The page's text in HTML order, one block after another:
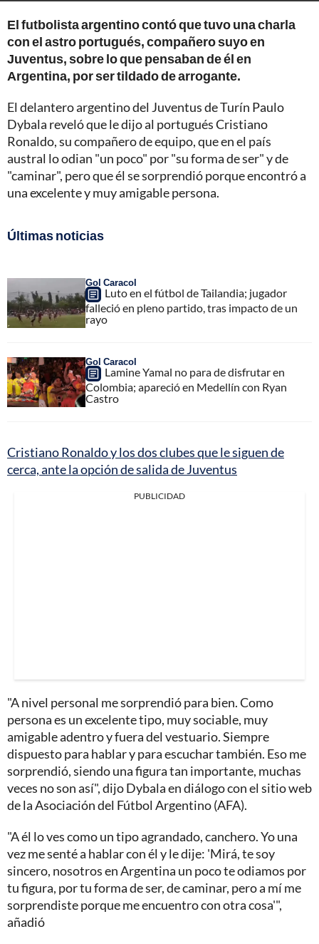
El futbolista argentino contó que tuvo una charla
con el astro portugués, compañero suyo en
Juventus, sobre lo que pensaban de él en
Argentina, por ser tildado de arrogante.
El delantero argentino del Juventus de Turín Paulo
Dybala reveló que le dijo al portugués Cristiano
Ronaldo, su compañero de equipo, que en el país
austral lo odian "un poco" por "su forma de ser" y de
"caminar", pero que él se sorprendió porque encontró a
una excelente y muy amigable persona.
Últimas noticias
Gol Caracol
Luto en el fútbol de Tailandia; jugador
falleció en pleno partido, tras impacto de un
rayo
Gol Caracol
Lamine Yamal no para de disfrutar en
Colombia; apareció en Medellín con Ryan
Castro
Cristiano Ronaldo y los dos clubes que le siguen de
cerca, ante la opción de salida de Juventus
PUBLICIDAD
"A nivel personal me sorprendió para bien. Como
persona es un excelente tipo, muy sociable, muy
amigable adentro y fuera del vestuario. Siempre
dispuesto para hablar y para escuchar también. Eso me
sorprendió, siendo una figura tan importante, muchas
veces no son así", dijo Dybala en diálogo con el sitio web
de la Asociación del Fútbol Argentino (AFA).
"A él lo ves como un tipo agrandado, canchero. Yo una
vez me senté a hablar con él y le dije: 'Mirá, te soy
sincero, nosotros en Argentina un poco te odiamos por
tu figura, por tu forma de ser, de caminar, pero a mí me
sorprendiste porque me encuentro con otra cosa'",
añadió